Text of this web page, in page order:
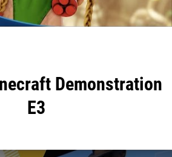
Demonstration
E3